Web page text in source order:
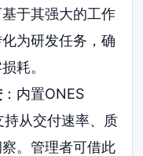
于其强大的工作
为研发任务，确
耗。
：内置ONES
从交付速率、质
。管理者可借此